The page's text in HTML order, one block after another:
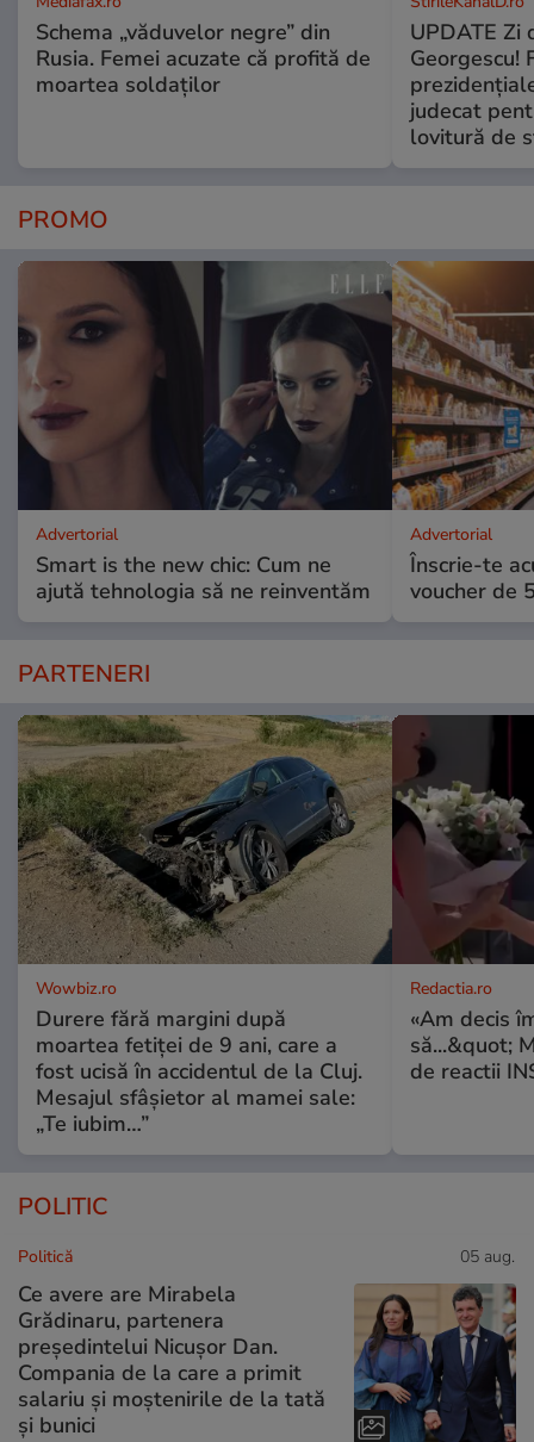
Schema „văduvelor negre” din
Rusia. Femei acuzate că profită de
moartea soldaților
UPDATE Zi
Georgescu!
judecat
lovitură de
PROMO
Advertorial
Smart is the new chic: Cum ne
ajută tehnologia să ne reinventăm
Advertorial
Înscrie-te
voucher de
PARTENERI
Wowbiz.ro
Durere fără margini după
moartea fetiței de 9 ani, care a
fost ucisă în accidentul de la Cluj.
Mesajul sfâșietor al mamei sale:
„Te iubim…”
Redactia.ro
«Am decis
să...&quot;
de reactii
POLITIC
Politică 05 aug.
Ce avere are Mirabela
Grădinaru, partenera
președintelui Nicușor Dan.
Compania de la care a primit
salariu și moștenirile de la tată
și bunici